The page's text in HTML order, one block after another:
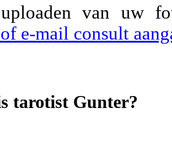
van uw
e-mail consult
tarotist Gunter?